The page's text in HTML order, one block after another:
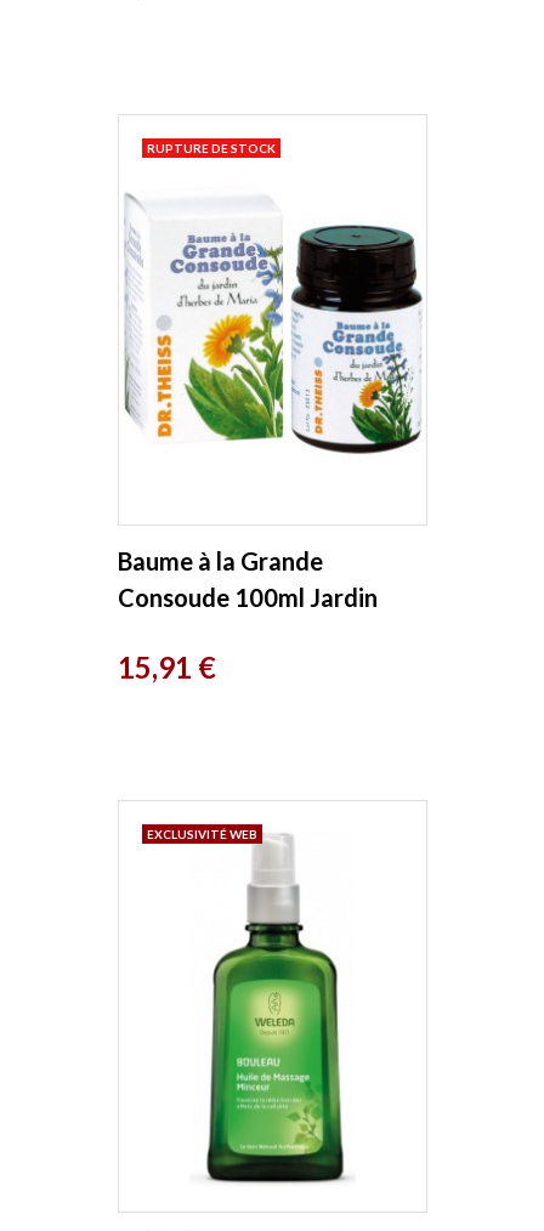
Baume à la Grande
Consoude 100ml Jardin
Prix
15,91 €
RUPTURE DE STOCK
EXCLUSIVITÉ WEB